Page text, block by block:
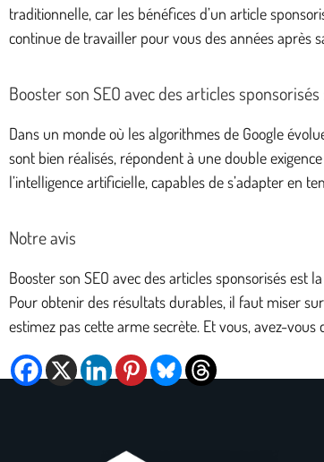
traditionnelle, car les bénéfices d’un article
continue de travailler pour vous des années après
Booster son SEO avec des articles
Dans un monde où les algorithmes de Google
sont bien réalisés, répondent à une double
l’intelligence artificielle, capables de s’adapter en
Notre avis
Booster son SEO avec des articles sponsorisés
Pour obtenir des résultats durables, il faut miser
estimez pas cette arme secrète. Et vous, avez-